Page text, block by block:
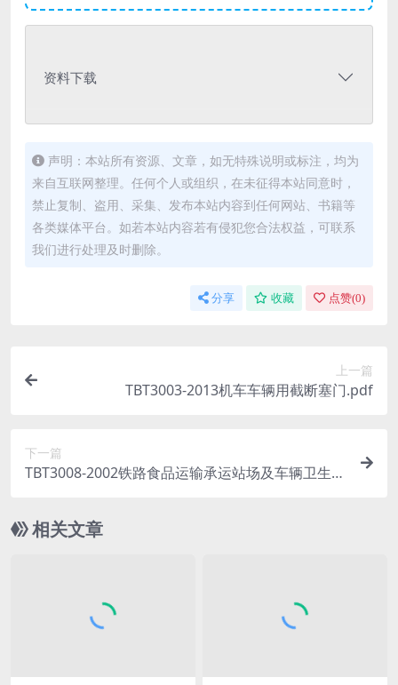
资料下载
声明：本站所有资源、文章，如无特殊说明或标注，均为
来自互联网整理。任何个人或组织，在未征得本站同意时，
禁止复制、盗用、采集、发布本站内容到任何网站、书籍等
各类媒体平台。如若本站内容若有侵犯您合法权益，可联系
我们进行处理及时删除。
分享 收藏 点赞(0)
上一篇
TBT3003-2013机车车辆用截断塞门.pdf
下一篇
TBT3008-2002铁路食品运输承运站场及车辆卫生标
相关文章